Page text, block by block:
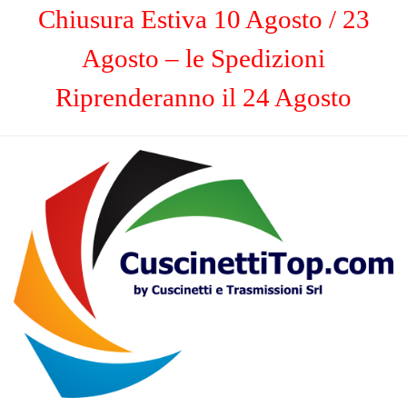
Chiusura Estiva 10 Agosto / 23
Agosto – le Spedizioni
Riprenderanno il 24 Agosto